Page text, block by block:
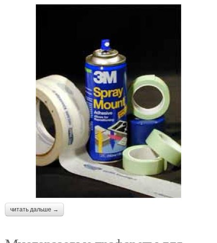
читать дальше →